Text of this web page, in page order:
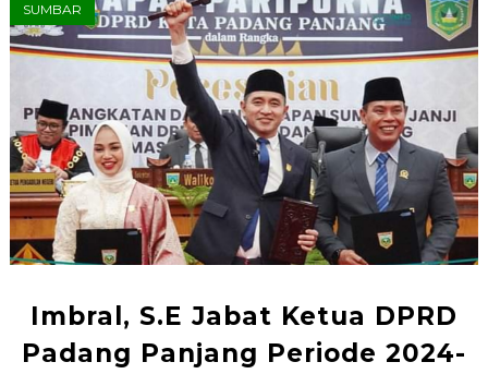
SUMBAR
Imbral, S.E Jabat Ketua DPRD
Padang Panjang Periode 2024-